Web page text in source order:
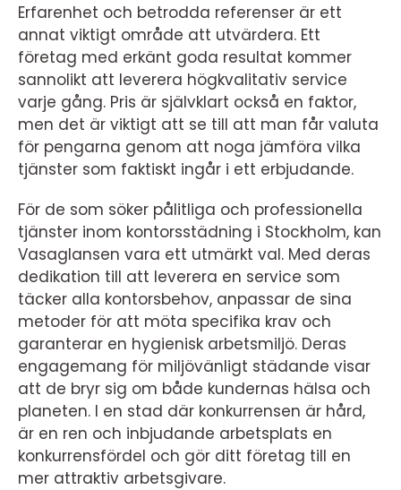
Erfarenhet och betrodda referenser är ett
annat viktigt område att utvärdera. Ett
företag med erkänt goda resultat kommer
sannolikt att leverera högkvalitativ service
varje gång. Pris är självklart också en faktor,
men det är viktigt att se till att man får valuta
för pengarna genom att noga jämföra vilka
tjänster som faktiskt ingår i ett erbjudande.
För de som söker pålitliga och professionella
tjänster inom kontorsstädning i Stockholm, kan
Vasaglansen vara ett utmärkt val. Med deras
dedikation till att leverera en service som
täcker alla kontorsbehov, anpassar de sina
metoder för att möta specifika krav och
garanterar en hygienisk arbetsmiljö. Deras
engagemang för miljövänligt städande visar
att de bryr sig om både kundernas hälsa och
planeten. I en stad där konkurrensen är hård,
är en ren och inbjudande arbetsplats en
konkurrensfördel och gör ditt företag till en
mer attraktiv arbetsgivare.